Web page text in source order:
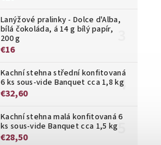
Lanýžové pralinky - Dolce d'Alba,
bílá čokoláda, á 14 g bílý papír,
200 g
€16
Kachní stehna střední konfitovaná
6 ks sous-vide Banquet cca 1,8 kg
€32,60
Kachní stehna malá konfitovaná 6
ks sous-vide Banquet cca 1,5 kg
€28,50